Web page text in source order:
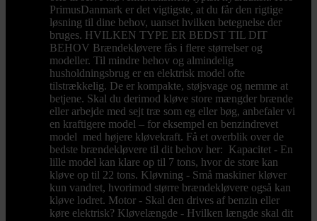
PrimusDanmark er det vigtigste, at du får den rigtige
løsning til dine behov, uanset hvilken betegnelse der
bruges. HVILKEN TYPE ER BEDST TIL DIT
BEHOV Brændekløvere fås i flere størrelser og
modeller. Til mindre behov og almindelig
husholdningsbrug er en elektrisk model ofte
tilstrækkelig. De er kompakte, støjsvage og nemme at
betjene. Skal du derimod kløve store mængder brænde
eller arbejde med sejt træ som eg eller bøg, anbefaler vi
en kraftigere model – for eksempel en benzindrevet
model med højere kløvekraft. Få et overblik over de
bedste brændekløvere til dit behov her: Kapacitet - En
lille model kan klare op til 7 tons, hvor de store kan
kløve op til 22 tons. Kløvning - Små maskiner kløver
kun vandret, hvorimod større brændekløvere også kan
kløve lodret. Motor - Skal den drives af benzin eller
køre elektrisk? Kløvelængde - Hvilken længde skal dit